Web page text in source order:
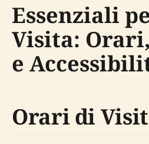
Essenziali
Visita:
e
Orari di